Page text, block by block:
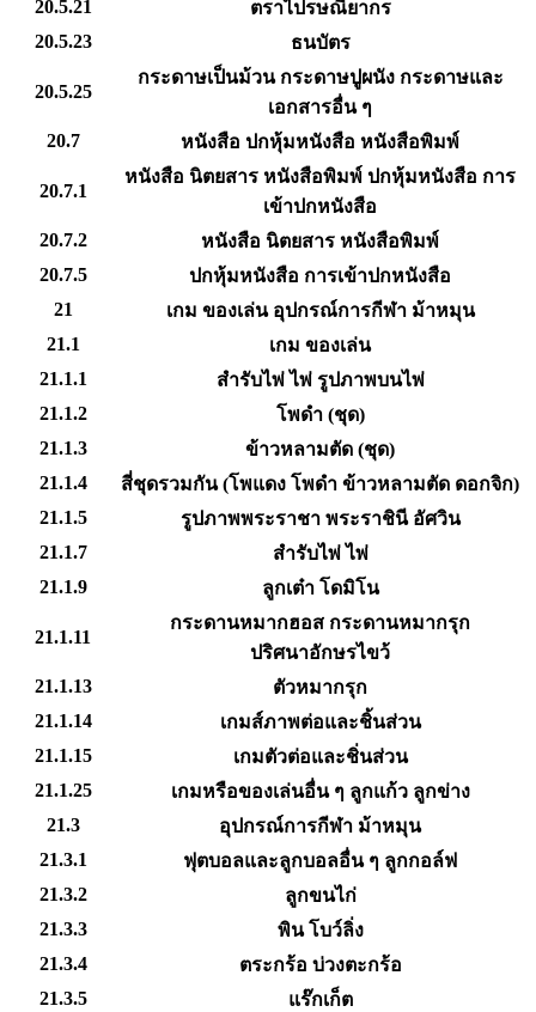
20.5.21
ตราไปรษณียากร
20.5.23
ธนบัตร
20.5.25
กระดาษเป็นม้วน กระดาษปูผนัง กระดาษและ
เอกสารอื่น ๆ
20.7
หนังสือ ปกหุ้มหนังสือ หนังสือพิมพ์
20.7.1
หนังสือ นิตยสาร หนังสือพิมพ์ ปกหุ้มหนังสือ การ
เข้าปกหนังสือ
20.7.2
หนังสือ นิตยสาร หนังสือพิมพ์
20.7.5
ปกหุ้มหนังสือ การเข้าปกหนังสือ
21
เกม ของเล่น อุปกรณ์การกีฬา ม้าหมุน
21.1
เกม ของเล่น
21.1.1
สำรับไพ่ ไพ่ รูปภาพบนไพ่
21.1.2
โพดำ (ชุด)
21.1.3
ข้าวหลามตัด (ชุด)
21.1.4
สี่ชุดรวมกัน (โพแดง โพดำ ข้าวหลามตัด ดอกจิก)
21.1.5
รูปภาพพระราชา พระราชินี อัศวิน
21.1.7
สำรับไพ่ ไพ่
21.1.9
ลูกเต๋า โดมิโน
21.1.11
กระดานหมากฮอส กระดานหมากรุก
ปริศนาอักษรไขว้
21.1.13
ตัวหมากรุก
21.1.14
เกมส์ภาพต่อและชิ้นส่วน
21.1.15
เกมตัวต่อและชิ่นส่วน
21.1.25
เกมหรือของเล่นอื่น ๆ ลูกแก้ว ลูกข่าง
21.3
อุปกรณ์การกีฬา ม้าหมุน
21.3.1
ฟุตบอลและลูกบอลอื่น ๆ ลูกกอล์ฟ
21.3.2
ลูกขนไก่
21.3.3
พิน โบว์ลิ่ง
21.3.4
ตระกร้อ บ่วงตะกร้อ
21.3.5
แร๊กเก็ต